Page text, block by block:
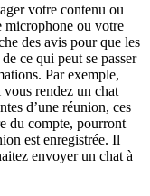
votre contenu ou
microphone ou votre
des avis pour que les
ce qui peut se passer
Par exemple,
vous rendez un chat
d’une réunion, ces
du compte, pourront
est enregistrée. Il
envoyer un chat à